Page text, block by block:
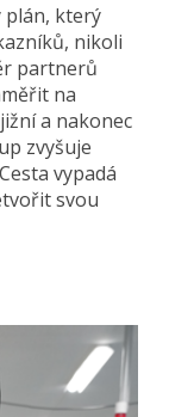
plán, který
nikoli
partnerů
na
a nakonec
zvyšuje
vypadá
svou